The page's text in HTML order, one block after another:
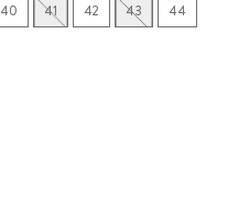
40 41 42 43
44